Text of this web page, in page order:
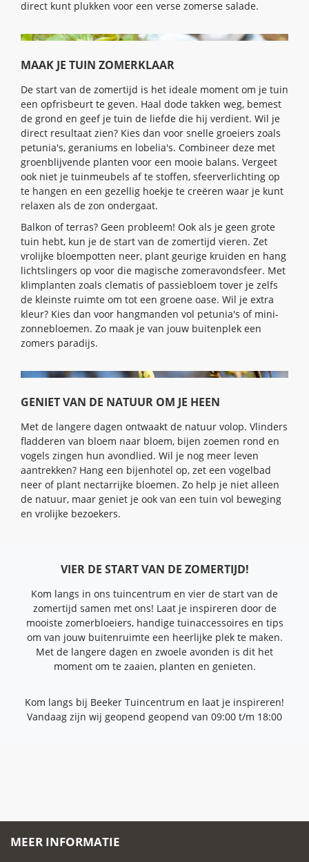
direct kunt plukken voor een verse zomerse salade.
MAAK JE TUIN ZOMERKLAAR
De start van de zomertijd is het ideale moment om je tuin
een opfrisbeurt te geven. Haal dode takken weg, bemest
de grond en geef je tuin de liefde die hij verdient. Wil je
direct resultaat zien? Kies dan voor snelle groeiers zoals
petunia's, geraniums en lobelia's. Combineer deze met
groenblijvende planten voor een mooie balans. Vergeet
ook niet je tuinmeubels af te stoffen, sfeerverlichting op
te hangen en een gezellig hoekje te creëren waar je kunt
relaxen als de zon ondergaat.
Balkon of terras? Geen probleem! Ook als je geen grote
tuin hebt, kun je de start van de zomertijd vieren. Zet
vrolijke bloempotten neer, plant geurige kruiden en hang
lichtslingers op voor die magische zomeravondsfeer. Met
klimplanten zoals clematis of passiebloem tover je zelfs
de kleinste ruimte om tot een groene oase. Wil je extra
kleur? Kies dan voor hangmanden vol petunia's of mini-
zonnebloemen. Zo maak je van jouw buitenplek een
zomers paradijs.
GENIET VAN DE NATUUR OM JE HEEN
Met de langere dagen ontwaakt de natuur volop. Vlinders
fladderen van bloem naar bloem, bijen zoemen rond en
vogels zingen hun avondlied. Wil je nog meer leven
aantrekken? Hang een bijenhotel op, zet een vogelbad
neer of plant nectarrijke bloemen. Zo help je niet alleen
de natuur, maar geniet je ook van een tuin vol beweging
en vrolijke bezoekers.
VIER DE START VAN DE ZOMERTIJD!
Kom langs in ons tuincentrum en vier de start van de
zomertijd samen met ons! Laat je inspireren door de
mooiste zomerbloeiers, handige tuinaccessoires en tips
om van jouw buitenruimte een heerlijke plek te maken.
Met de langere dagen en zwoele avonden is dit het
moment om te zaaien, planten en genieten.
Kom langs bij Beeker Tuincentrum en laat je inspireren!
Vandaag zijn wij geopend geopend van 09:00 t/m 18:00
MEER INFORMATIE